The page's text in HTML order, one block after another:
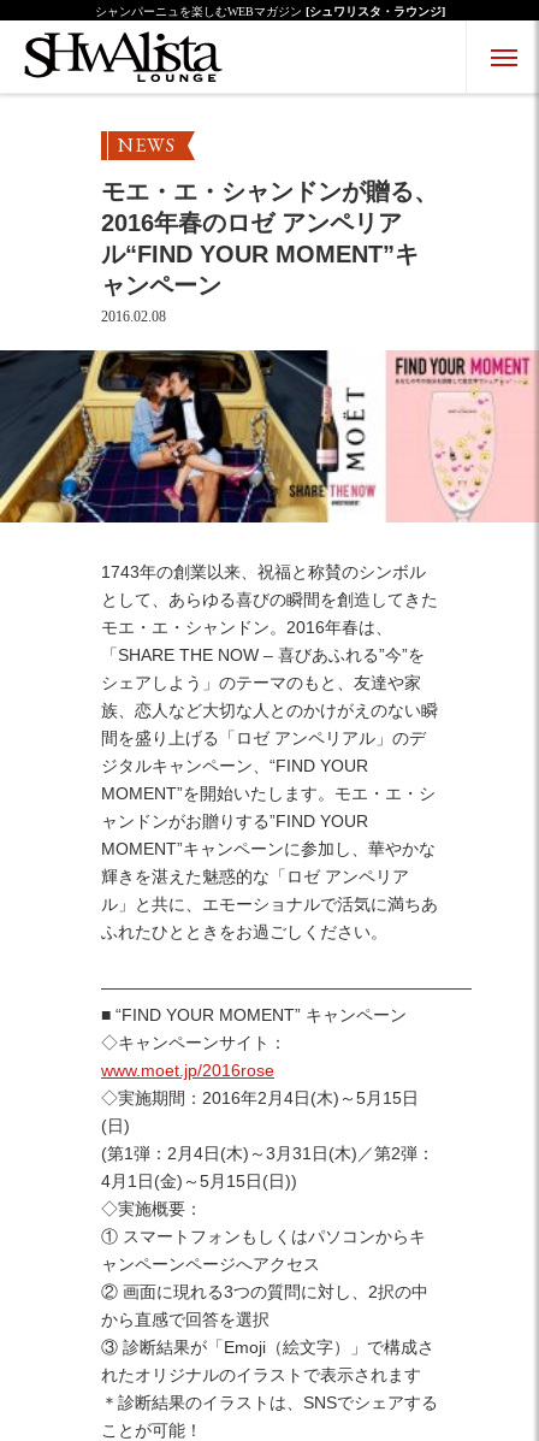
シャンパーニュを楽しむWEBマガジン [シュワリスタ・ラウンジ]
FacebookTwitterInstagram
NEWS
モエ・エ・シャンドンが贈る、
2016年春のロゼ アンペリア
ル“FIND YOUR MOMENT”キ
ャンペーン
2016.02.08
1743年の創業以来、祝福と称賛のシンボル
として、あらゆる喜びの瞬間を創造してきた
モエ・エ・シャンドン。2016年春は、
「SHARE THE NOW – 喜びあふれる”今”を
シェアしよう」のテーマのもと、友達や家
族、恋人など大切な人とのかけがえのない瞬
間を盛り上げる「ロゼ アンペリアル」のデ
ジタルキャンペーン、“FIND YOUR
MOMENT”を開始いたします。モエ・エ・シ
ャンドンがお贈りする”FIND YOUR
MOMENT”キャンペーンに参加し、華やかな
輝きを湛えた魅惑的な「ロゼ アンペリア
ル」と共に、エモーショナルで活気に満ちあ
ふれたひとときをお過ごしください。
——————————————————————
■ “FIND YOUR MOMENT” キャンペーン
◇キャンペーンサイト：
www.moet.jp/2016rose
◇実施期間：2016年2月4日(木)～5月15日
(日)
(第1弾：2月4日(木)～3月31日(木)／第2弾：
4月1日(金)～5月15日(日))
◇実施概要：
① スマートフォンもしくはパソコンからキ
ャンペーンページへアクセス
② 画面に現れる3つの質問に対し、2択の中
から直感で回答を選択
③ 診断結果が「Emoji（絵文字）」で構成さ
れたオリジナルのイラストで表示されます
＊診断結果のイラストは、SNSでシェアする
ことが可能！